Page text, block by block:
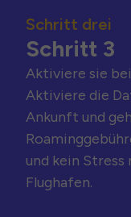
Schritt drei
Schritt 3
Aktiviere sie
Aktiviere die
Ankunft und
und kein
Flughafen.